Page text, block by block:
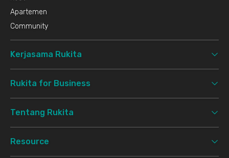
Apartemen
Community
Kerjasama Rukita
Rukita for Business
Tentang Rukita
Resource